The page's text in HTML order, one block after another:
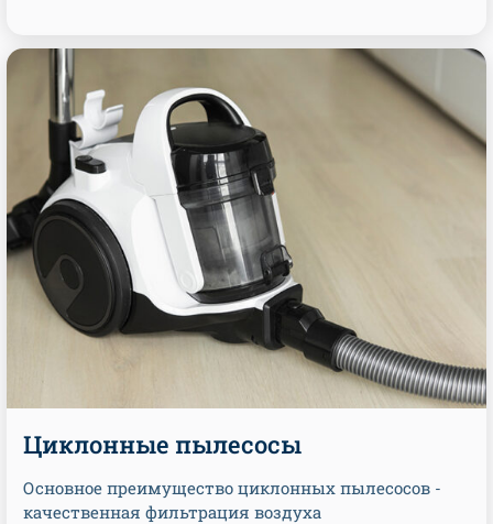
Циклонные пылесосы
Основное преимущество циклонных пылесосов -
качественная фильтрация воздуха